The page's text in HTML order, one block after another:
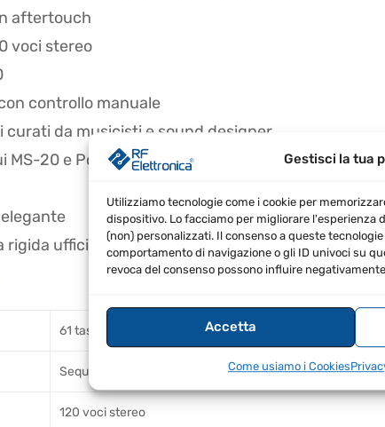
Gestisci la tua
Utilizziamo tecnologie come i cookie per
dispositivo. Lo facciamo per migliorare l'esperienza
(non) personalizzati. Il consenso a queste
comportamento di navigazione o gli ID univoci su
revoca del consenso possono influire
Accetta
Come usiamo i Cookies
aftertouch
voci stereo
controllo manuale
curati da musicisti e sound designer
MS-20 e Polysix
rigida ufficiale
61 tasti (tastiera a sfioramento naturale con velocity e
Sequenza d'onda 2.0
120 voci stereo